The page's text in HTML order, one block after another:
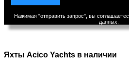
Нажимая "отправить запрос", вы
данных.
Яхты Acico Yachts в наличии